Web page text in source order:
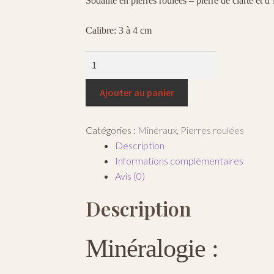
Calibre: 3 à 4 cm
Sodalite
Ajouter au panier
Catégories : Minéraux, Pierres roulées
Description
Informations complémentaires
Avis (0)
Description
Minéralogie :